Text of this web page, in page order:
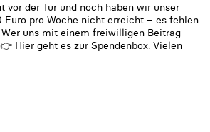
vor der Tür und noch haben wir unser
Euro pro Woche nicht erreicht – es fehlen
Wer uns mit einem freiwilligen Beitrag
Hier geht es zur Spendenbox. Vielen